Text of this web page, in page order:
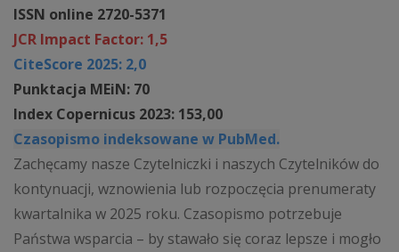
ISSN online 2720-5371
JCR Impact Factor: 1,5
CiteScore 2025: 2,0
Punktacja MEiN: 70
Index Copernicus 2023: 153,00
Czasopismo indeksowane w PubMed.
Zachęcamy nasze Czytelniczki i naszych Czytelników do
kontynuacji, wznowienia lub rozpoczęcia prenumeraty
kwartalnika w 2025 roku. Czasopismo potrzebuje
Państwa wsparcia – by stawało się coraz lepsze i mogło